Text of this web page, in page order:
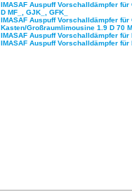
IMASAF Auspuff Vorschalldämpfer für
D MF_, GJK_, GFK_
IMASAF Auspuff Vorschalldämpfer für
Kasten/Großraumlimousine 1.9 D 70
IMASAF Auspuff Vorschalldämpfer für
IMASAF Auspuff Vorschalldämpfer für